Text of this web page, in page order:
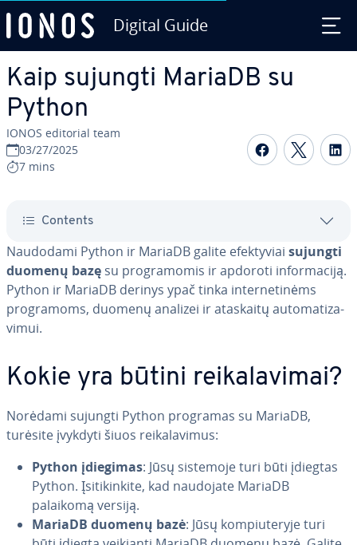
Digital Guide
Kaip sujungti MariaDB su
Python
IONOS editorial team
03/27/2025
7 mins
Share on
Contents
Naudodami Python ir MariaDB galite efek­ty­viai sujungti
duomenų bazę su prog­ra­mo­mis ir apdoroti in­for­ma­ci­ją.
Python ir MariaDB derinys ypač tinka in­ter­ne­ti­nėms
prog­ra­moms, duomenų analizei ir ataskaitų au­to­ma­ti­za­
vi­mui.
Kokie yra būtini rei­ka­la­vi­mai?
Norėdami sujungti Python programas su MariaDB,
turėsite įvykdyti šiuos rei­ka­la­vi­mus:
Python įdiegimas: Jūsų sistemoje turi būti įdiegtas
Python. Įsi­ti­kin­ki­te, kad naudojate MariaDB
palaikomą versiją.
MariaDB duomenų bazė: Jūsų kom­piu­te­ry­je turi